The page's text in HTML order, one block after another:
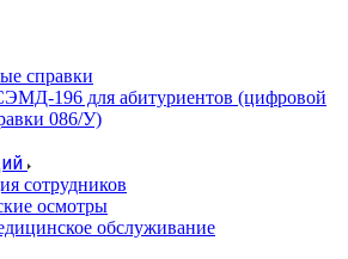
справки
для абитуриентов (цифровой
086/У)
сотрудников
осмотры
обслуживание